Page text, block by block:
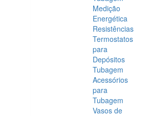
Medição
Energética
Resistências
Termostatos
para
Depósitos
Tubagem
Acessórios
para
Tubagem
Vasos de